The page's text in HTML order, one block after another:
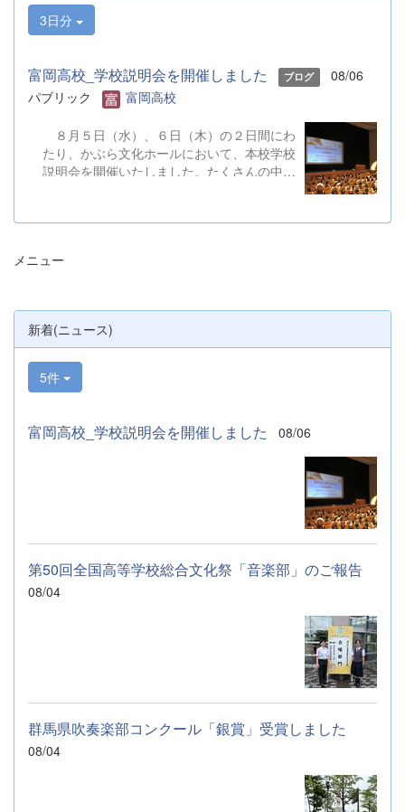
3日分
富岡高校_学校説明会を開催しました ブログ
08/06
パブリック
富岡高校
８月５日（水）、６日（木）の２日間にわ
たり、かぶら文化ホールにおいて、本校学校
説明会を開催いたしました。たくさんの中学
した。 また、各日およそ80名のボランテ
明、探究発表などの運営に携わりました。生
なお、本校は今年度、群馬県教育委員会か
らSAH+ Leading Schoolに認定されていま
す。富岡高校は、これからも「自ら考え、判
断し、行動できる生徒の育成」に取り組んで
まいります。
メニュー
新着(ニュース)
5件
富岡高校_学校説明会を開催しました 08/06
第50回全国高等学校総合文化祭「音楽部」のご報告
08/04
群馬県吹奏楽部コンクール「銀賞」受賞しました
08/04